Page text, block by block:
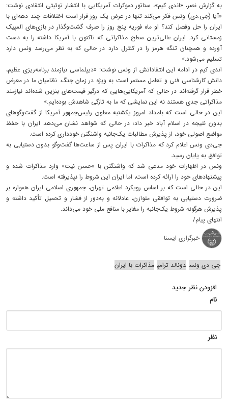
به گزارش نصر، «اندی کیم»، سناتور دموکرات آمریکایی با انتشار توئیتی انتقادی نوشت:
«آیا (جی.دی) ونس فکر می‌کند تنها در عرض یک روز قرار است اختلافات چند دهه‌ای با
ایران را حل وفصل کند؟ او ماه فوریه پنج روز را صرف گشت‌وگذار در بازی‌های المپیک
زمستانی کرد. ایران عالی‌ترین سطح مذاکراتی که تاکنون با آمریکا داشته را به دست
آورده و همچنان تنگه هرمز را در کنترل دارد در حالی که به نظر می‌رسد ونس دارد
تسلیم می‌شود.»
اندی کیم در ادامه این انتقاداتش از ونس نوشت: «دیپلماسی نیازمند برنامه‌ریزی عظیم،
دانش کارشناسی فنی و تعامل مستمر است به ویژه در زمان جنگ. نظامیان ما در معرض
خطر قرار گرفته‌اند در حالی که آمریکایی‌هایی که درگیر قیمت‌های بنزین شده‌اند نیازمند
مذاکراتی جدی هستند نه این نمایشی که ما به تازگی شاهدش بوده‌ایم.»
این در حالی است که بامداد امروز یکشنبه معاون رئیس‌جمهور آمریکا از گفت‌وگوهای
بدون نتیجه در اسلام آباد خبر داد؛ در حالی که شواهد نشان می‌دهد ایران با حفظ
مواضع اصولی خود، از پذیرش مطالبات یک‌جانبه واشنگتن خودداری کرده است.
جی‌دی ونس اعلام کرد که مذاکرات با ایران پس از ساعت‌ها گفت‌وگو بدون دستیابی به
توافق به پایان رسید.
ونس در اظهارات خود مدعی شد که واشنگتن با «حسن نیت» وارد مذاکرات شده و
پیشنهادهای خود را ارائه کرده است، اما ایران این شروط را نپذیرفته است.
این در حالی است که بر اساس رویکرد اعلامی تهران، جمهوری اسلامی ایران همواره بر
ضرورت دستیابی به توافقی متوازن، عادلانه و به‌دور از فشار و تحمیل تأکید داشته و
پذیرش هرگونه شروط یک‌جانبه را مغایر با منافع ملی خود می‌داند.
انتهای پیام/
خبرگزاری ایسنا
جی‌ دی‌ ونس دونالد ترامپ مذاکرات با ایران
افزودن نظر جدید
نام
نظر